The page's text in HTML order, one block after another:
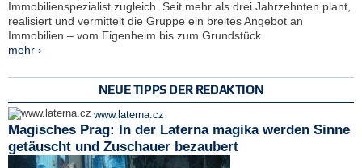
Immobilienspezialist zugleich. Seit mehr als drei Jahrzehnten plant,
realisiert und vermittelt die Gruppe ein breites Angebot an
Immobilien – vom Eigenheim bis zum Grundstück.
mehr ›
NEUE TIPPS DER REDAKTION
www.laterna.cz
Magisches Prag: In der Laterna magika werden Sinne
getäuscht und Zuschauer bezaubert